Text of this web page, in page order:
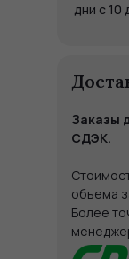
дни с 10
Заказы
СДЭК.
объема
Более